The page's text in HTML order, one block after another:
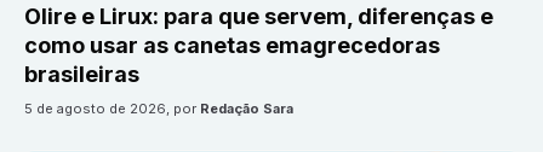
Olire e Lirux: para que servem, diferenças e
como usar as canetas emagrecedoras
brasileiras
5 de agosto de 2026, por Redação Sara